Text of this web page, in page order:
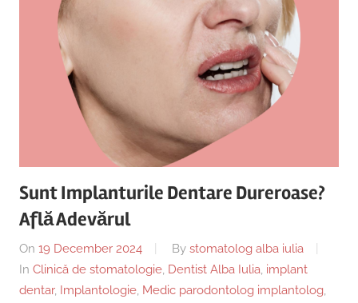
Sunt Implanturile Dentare Dureroase?
Află Adevărul
On 19 December 2024 By stomatolog alba iulia
In Clinică de stomatologie, Dentist Alba Iulia, implant
dentar, Implantologie, Medic parodontolog implantolog,